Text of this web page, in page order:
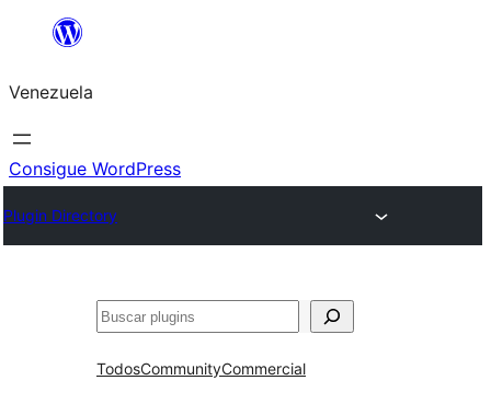
Saltar
contenido
Venezuela
Consigue WordPress
Plugin Directory
Buscar
TodosCommunityCommercial